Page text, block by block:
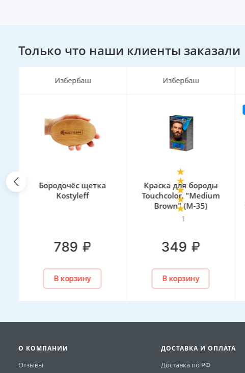
Только что наши клиенты заказали
Избербаш
Бородочёс щетка
Kostyleff
789 ₽
В корзину
Избербаш
1
Краска для бороды
Touchcolor, "Medium
Brown" (M-35)
349 ₽
В корзину
О КОМПАНИИ
Отзывы
ДОСТАВКА И ОПЛАТА
Доставка по РФ